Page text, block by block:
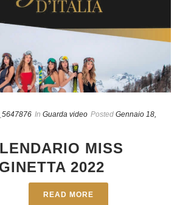
In Guarda video Posted Gennaio 18,
MISS
2022
READ MORE